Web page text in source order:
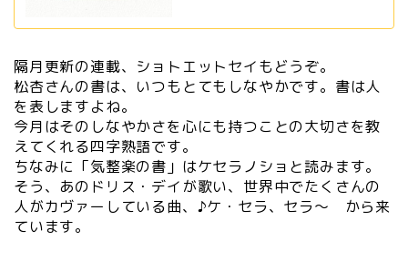
隔月更新の連載、ショトエットセイもどうぞ。
松杏さんの書は、いつもとてもしなやかです。書は人
を表しますよね。
今月はそのしなやかさを心にも持つことの大切さを教
えてくれる四字熟語です。
ちなみに「気整楽の書」はケセラノショと読みます。
そう、あのドリス・デイが歌い、世界中でたくさんの
人がカヴァーしている曲、♪ケ・セラ、セラ～ から来
ています。